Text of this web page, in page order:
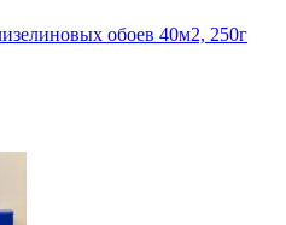
обоев 40м2, 250г